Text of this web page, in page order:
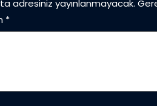
adresiniz yayınlanmayacak.
*